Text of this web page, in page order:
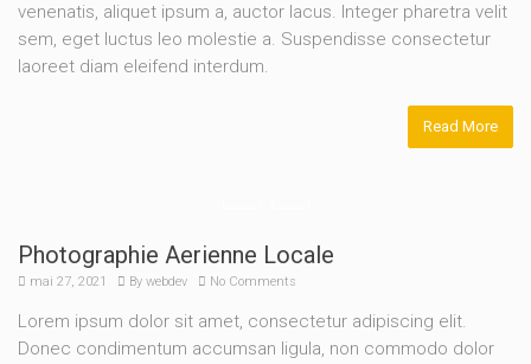
venenatis, aliquet ipsum a, auctor lacus. Integer pharetra velit
sem, eget luctus leo molestie a. Suspendisse consectetur
laoreet diam eleifend interdum.
Read More
Photographie Aerienne Locale
mai 27, 2021 By webdev No Comments
Lorem ipsum dolor sit amet, consectetur adipiscing elit.
Donec condimentum accumsan ligula, non commodo dolor